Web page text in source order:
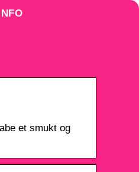
et smukt og